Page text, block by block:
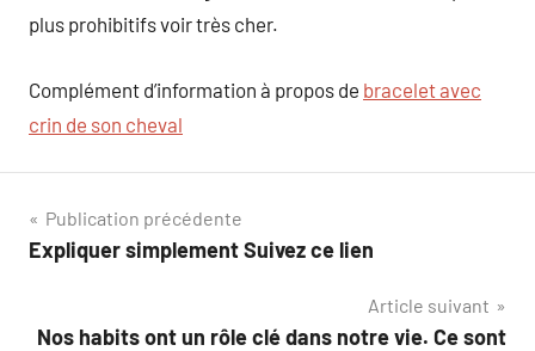
plus prohibitifs voir très cher.
Complément d’information à propos de bracelet avec
crin de son cheval
Navigation
de
Publication précédente
Expliquer simplement Suivez ce lien
Article suivant
Nos habits ont un rôle clé dans notre vie. Ce sont